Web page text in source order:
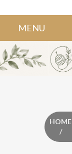
HOME
/